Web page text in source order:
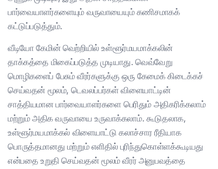
பார்வையாளர்களையும் வருவாயையும் கணிசமாகக்
கட்டுப்படுத்தும்.
வீடியோ கேமின் வெற்றியில் உள்ளூர்மயமாக்கலின்
தாக்கத்தை மிகைப்படுத்த முடியாது. வெவ்வேறு
மொழிகளைப் பேசும் வீரர்களுக்கு ஒரு கேமைக் கிடைக்கச்
செய்வதன் மூலம், டெவலப்பர்கள் விளையாட்டின்
சாத்தியமான பார்வையாளர்களை பெரிதும் அதிகரிக்கலாம்
மற்றும் அதிக வருவாயை உருவாக்கலாம். கூடுதலாக,
உள்ளூர்மயமாக்கல் விளையாட்டு கலாச்சார ரீதியாக
பொருத்தமானது மற்றும் எளிதில் புரிந்துகொள்ளக்கூடியது
என்பதை உறுதி செய்வதன் மூலம் வீரர் அனுபவத்தை